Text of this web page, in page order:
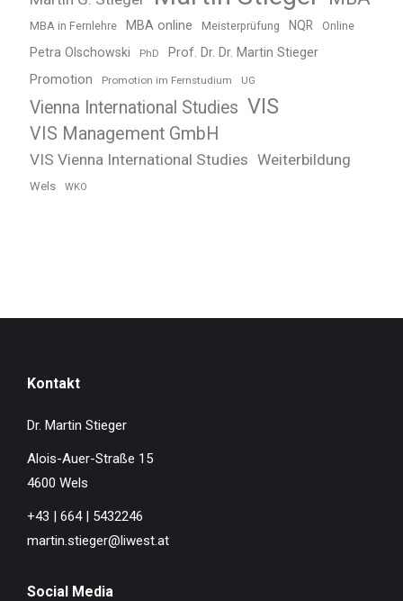
MBA in Fernlehre MBA online Meisterprüfung NQR Online
Petra Olschowski PhD Prof. Dr. Dr. Martin Stieger
Promotion Promotion im Fernstudium UG
Vienna International Studies VIS
VIS Management GmbH
VIS Vienna International Studies Weiterbildung
Wels WKO
Kontakt
Dr. Martin Stieger
Alois-Auer-Straße 15
4600 Wels
+43 | 664 | 5432246
martin.stieger@liwest.at
Social Media